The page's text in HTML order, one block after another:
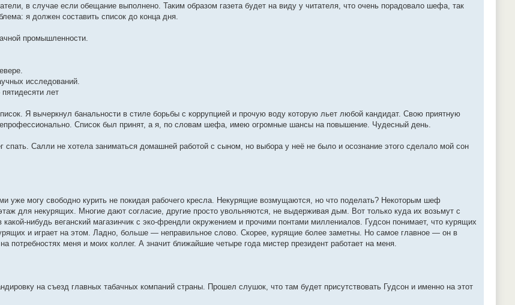
в случае если обещание выполнено. Таким образом газета будет на виду у читателя, что очень порадовало шефа, так
я должен составить список до конца дня.
промышленности.
исследований.
лет
Я вычеркнул банальности в стиле борьбы с коррупцией и прочую воду которую льет любой кандидат. Свою приятную
Список был принят, а я, по словам шефа, имею огромные шансы на повышение. Чудесный день.
спать. Салли не хотела заниматься домашней работой с сыном, но выбора у неё не было и осознание этого сделало мой сон
уже могу свободно курить не покидая рабочего кресла. Некурящие возмущаются, но что поделать? Некоторым шеф
для некурящих. Многие дают согласие, другие просто увольняются, не выдерживая дым. Вот только куда их возьмут с
какой-нибудь веганский магазинчик с эко-френдли окружением и прочими понтами миллениалов. Гудсон понимает, что курящих
и играет на этом. Ладно, больше — неправильное слово. Скорее, курящие более заметны. Но самое главное — он в
потребностях меня и моих коллег. А значит ближайшие четыре года мистер президент работает на меня.
на съезд главных табачных компаний страны. Прошел слушок, что там будет присутствовать Гудсон и именно на этот